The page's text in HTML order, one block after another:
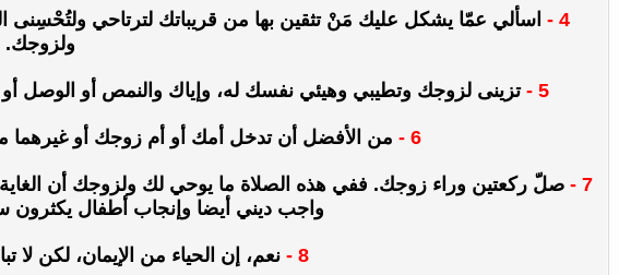
4 -
اسألي عمّا يشكل عليك مَنْ تثقين بها من قريباتك لترتاحي
ولزوجك.
5 - تزينى لزوجك وتطيبي وهيئي نفسك له، وإياك والنمص أو
6 - من الأفضل أن تدخل أمك أو أم زوجك أو
7 -
صلّ ركعتين وراء زوجك. ففي هذه الصلاة ما يوحي لك ولزوجك أن الغاية
واجب ديني أيضا وإنجاب أطفال يكثرون
8 - نعم، إن الحياء من الإيمان، لكن